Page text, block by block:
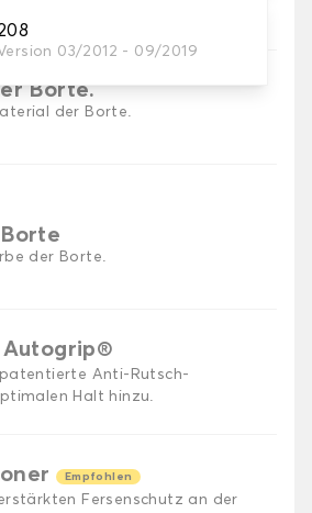
03/2012 - 09/2019
Borte.
der Borte.
der Borte.
Autogrip®
patentierte Anti-Rutsch-
Halt hinzu.
Empfohlen
Fersenschutz an der